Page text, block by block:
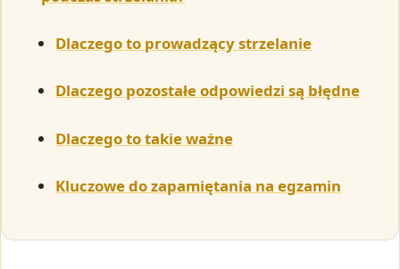
Dlaczego to prowadzący strzelanie
Dlaczego pozostałe odpowiedzi są błędne
Dlaczego to takie ważne
Kluczowe do zapamiętania na egzamin